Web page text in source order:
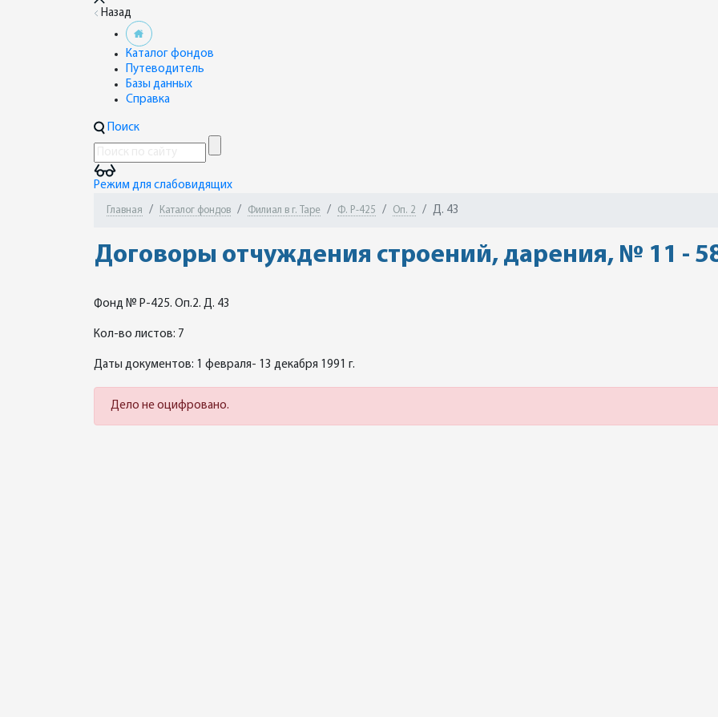
Назад
Каталог фондов
Путеводитель
Базы данных
Справка
Поиск
Режим для слабовидящих
Главная Каталог фондов Филиал в г. Таре Ф. Р-425 Оп. 2 Д. 43
Договоры отчуждения строений, дарения, № 11 -
Фонд № Р-425. Оп.2. Д. 43
Кол-во листов: 7
Даты документов: 1 февраля- 13 декабря 1991 г.
Дело не оцифровано.